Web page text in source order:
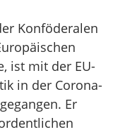
Konföderalen
ist mit der EU-
in der Corona-
Er